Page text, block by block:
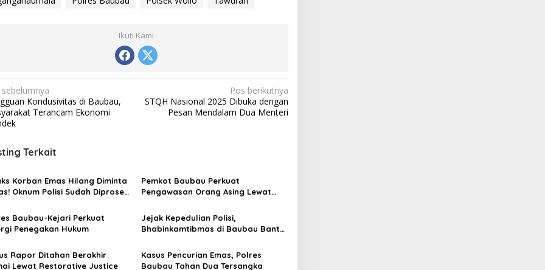
Ikuti Kami
sebelumnya
Kondusivitas di Baubau,
Terancam Ekonomi
Pos berikutnya
STQH Nasional 2025 Dibuka dengan
Pesan Mendalam Dua Menteri
Terkait
Korban Emas Hilang Diminta
Oknum Polisi Sudah Diproses
Pemkot Baubau Perkuat
Pengawasan Orang Asing Lewat
Baubau-Kejari Perkuat
Penegakan Hukum
Jejak Kepedulian Polisi,
Bhabinkamtibmas di Baubau Bantu
Rapor Ditahan Berakhir
Lewat Restorative Justice
Kasus Pencurian Emas, Polres
Baubau Tahan Dua Tersangka